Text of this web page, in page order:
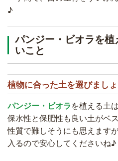
♪
パンジー・ビオラを
いこと
植物に合った土を選びましょ
パンジー・ビオラを植える土
保水性と保肥性も良い土がベ
性質で難しそうにも思えます
入るので安心してくださいね♪